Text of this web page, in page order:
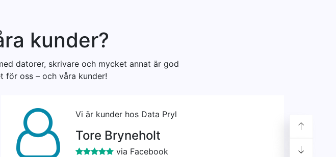
kunder?
datorer, skrivare och mycket annat är god
för oss – och våra kunder!
Vi är kunder hos Data Pryl
Tore Bryneholt
via Facebook